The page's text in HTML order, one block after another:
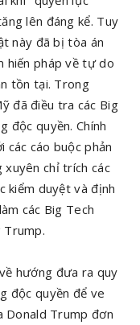
lên đáng kể. Tuy
này đã bị tòa án
hiến pháp về tự do
tồn tại. Trong
đã điều tra các Big
độc quyền. Chính
các cáo buộc phản
chỉ trích các
kiểm duyệt và định
các Big Tech
Trump.
hướng đưa ra quy
độc quyền để ve
Donald Trump đơn